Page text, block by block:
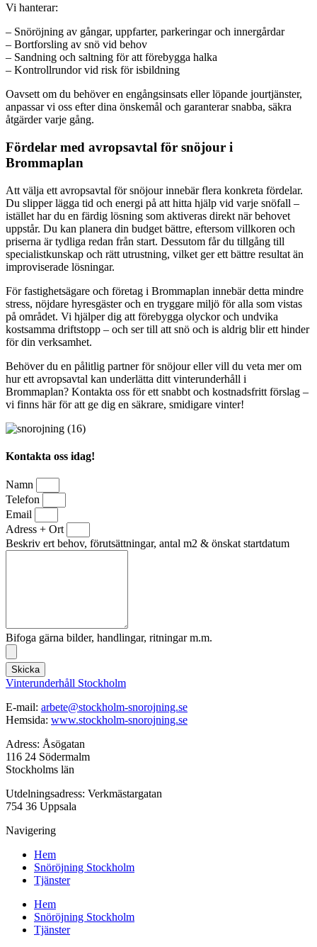
Vi hanterar:
– Snöröjning av gångar, uppfarter, parkeringar och innergårdar
– Bortforsling av snö vid behov
– Sandning och saltning för att förebygga halka
– Kontrollrundor vid risk för isbildning
Oavsett om du behöver en engångsinsats eller löpande jourtjänster,
anpassar vi oss efter dina önskemål och garanterar snabba, säkra
åtgärder varje gång.
Fördelar med avropsavtal för snöjour i
Brommaplan
Att välja ett avropsavtal för snöjour innebär flera konkreta fördelar.
Du slipper lägga tid och energi på att hitta hjälp vid varje snöfall –
istället har du en färdig lösning som aktiveras direkt när behovet
uppstår. Du kan planera din budget bättre, eftersom villkoren och
priserna är tydliga redan från start. Dessutom får du tillgång till
specialistkunskap och rätt utrustning, vilket ger ett bättre resultat än
improviserade lösningar.
För fastighetsägare och företag i Brommaplan innebär detta mindre
stress, nöjdare hyresgäster och en tryggare miljö för alla som vistas
på området. Vi hjälper dig att förebygga olyckor och undvika
kostsamma driftstopp – och ser till att snö och is aldrig blir ett hinder
för din verksamhet.
Behöver du en pålitlig partner för snöjour eller vill du veta mer om
hur ett avropsavtal kan underlätta ditt vinterunderhåll i
Brommaplan? Kontakta oss för ett snabbt och kostnadsfritt förslag –
vi finns här för att ge dig en säkrare, smidigare vinter!
Kontakta oss idag!
Namn
Telefon
Email
Adress + Ort
Beskriv ert behov, förutsättningar, antal m2 & önskat startdatum
Bifoga gärna bilder, handlingar, ritningar m.m.
Skicka
Vinterunderhåll Stockholm
E-mail: arbete@stockholm-snorojning.se
Hemsida: www.stockholm-snorojning.se
Adress: Åsögatan
116 24 Södermalm
Stockholms län
Utdelningsadress: Verkmästargatan
754 36 Uppsala
Navigering
Hem
Snöröjning Stockholm
Tjänster
Hem
Snöröjning Stockholm
Tjänster